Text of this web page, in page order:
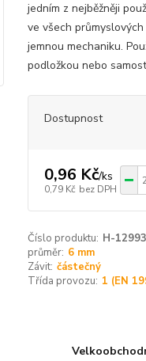
jedním z nejběžněji
ve všech
jemnou mechaniku.
podložkou nebo
Dostupnost
0,96 Kč/ks
0,79 Kč bez DPH
Číslo produktu: H-12993
průměr: 6 mm
Závit: částečný
Třída provozu: 1 (EN